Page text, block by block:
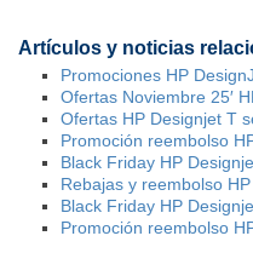
Artículos y noticias
Promociones HP
Ofertas Noviembre 25′
Ofertas HP Designjet T
Promoción reembolso
Black Friday HP
Rebajas y reembolso
Black Friday HP
Promoción reembolso